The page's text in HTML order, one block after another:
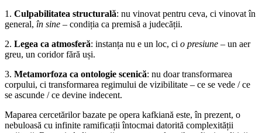
1. Culpabilitatea structurală: nu vinovat pentru ceva, ci vinovat în
general, în sine – condiția ca premisă a judecății.
2. Legea ca atmosferă: instanța nu e un loc, ci o presiune – un aer
greu, un coridor fără uși.
3. Metamorfoza ca ontologie scenică: nu doar transformarea
corpului, ci transformarea regimului de vizibilitate – ce se vede / ce
se ascunde / ce devine indecent.
Maparea cercetărilor bazate pe opera kafkiană este, în prezent, o
nebuloasă cu infinite ramificații întocmai datorită complexității